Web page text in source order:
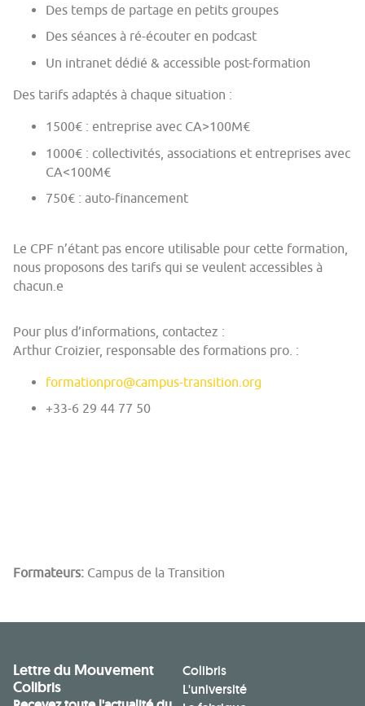
Des temps de partage en petits groupes
Des séances à ré-écouter en podcast
Un intranet dédié & accessible post-formation
Des tarifs adaptés à chaque situation :
1500€ : entreprise avec CA>100M€
1000€ : collectivités, associations et entreprises avec
CA<100M€
750€ : auto-financement
Le CPF n’étant pas encore utilisable pour cette formation,
nous proposons des tarifs qui se veulent accessibles à
chacun.e
Pour plus d’informations, contactez :
Arthur Croizier, responsable des formations pro. :
formationpro@campus-transition.org
+33-6 29 44 77 50
Formateurs: Campus de la Transition
Lettre du Mouvement
Colibris
Colibris
L'université